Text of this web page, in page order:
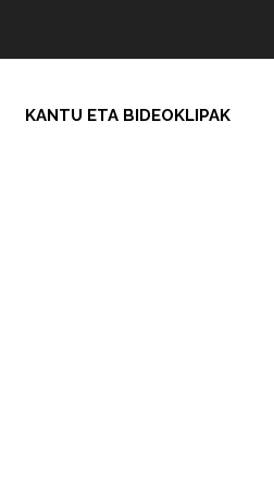
KANTU ETA BIDEOKLIPAK